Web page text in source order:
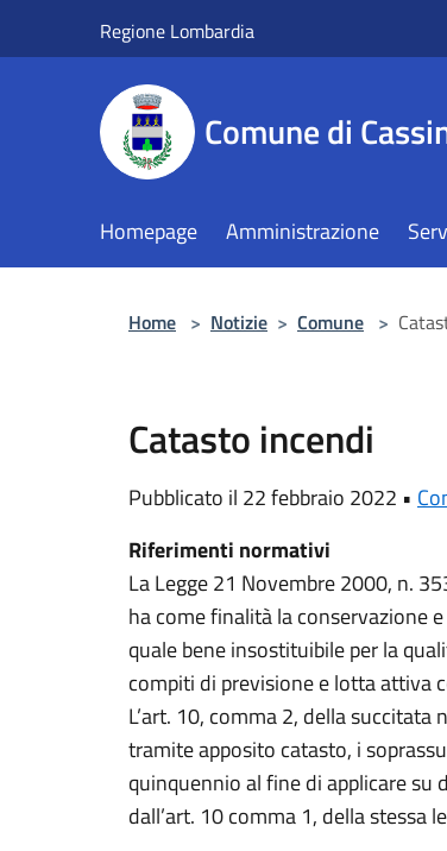
Regione Lombardia
Comune di
Homepage Amministrazione
Home > Notizie > Comune >
Catasto incendi
Pubblicato il 22 febbraio 2022 •
Riferimenti normativi
La Legge 21 Novembre 2000, n.
ha come finalità la conservazione
quale bene insostituibile per la
compiti di previsione e lotta attiva
L’art. 10, comma 2, della
tramite apposito catasto, i
quinquennio al fine di applicare su
dall’art. 10 comma 1, della stessa